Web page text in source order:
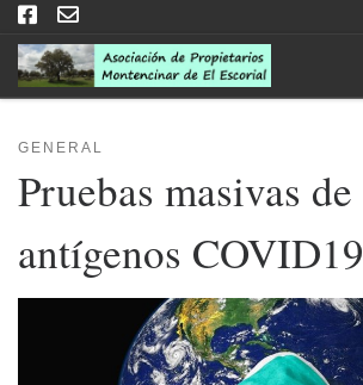
GENERAL
Pruebas masivas de
antígenos COVID19